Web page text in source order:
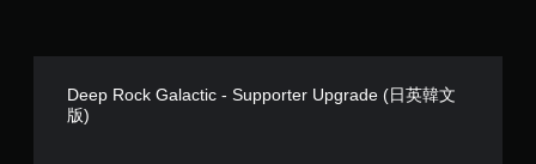
Deep Rock Galactic - Supporter Upgrade (日英韓文
版)